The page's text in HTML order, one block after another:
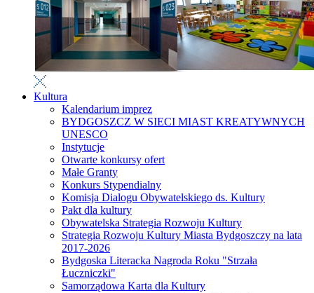
Kultura
Kalendarium imprez
BYDGOSZCZ W SIECI MIAST KREATYWNYCH
UNESCO
Instytucje
Otwarte konkursy ofert
Małe Granty
Konkurs Stypendialny
Komisja Dialogu Obywatelskiego ds. Kultury
Pakt dla kultury
Obywatelska Strategia Rozwoju Kultury
Strategia Rozwoju Kultury Miasta Bydgoszczy na lata
2017-2026
Bydgoska Literacka Nagroda Roku "Strzała
Łuczniczki"
Samorządowa Karta dla Kultury